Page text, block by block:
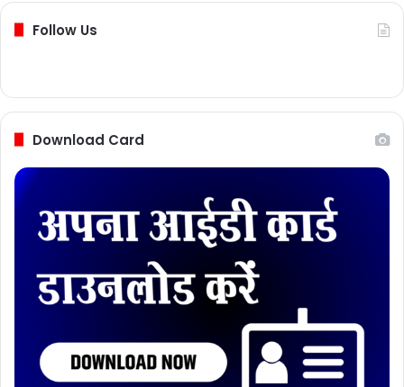
Follow Us
Download Card